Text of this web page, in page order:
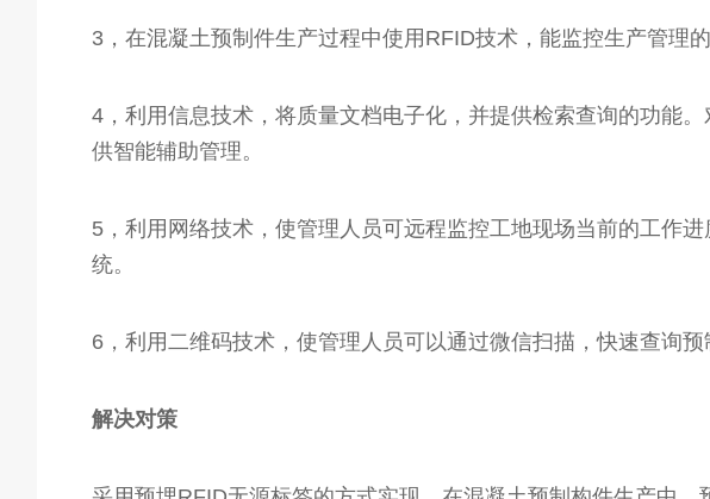
3，在混凝土预制件生产过程中使用RFID技术，能监控生产管理
4，利用信息技术，将质量文档电子化，并提供检索查询的功能
供智能辅助管理。
5，利用网络技术，使管理人员可远程监控工地现场当前的工作
统。
6，利用二维码技术，使管理人员可以通过微信扫描，快速查询预
解决对策